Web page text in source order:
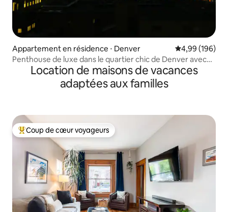
Appartement en résidence ⋅ Denver Évaluation
4,99 (196)
Penthouse de luxe dans le quartier chic de Denver avec
vue sur la ville
Location de maisons de vacances
adaptées aux familles
Coups de cœur voyageurs les plus appréciés
Coup de cœur voyageurs